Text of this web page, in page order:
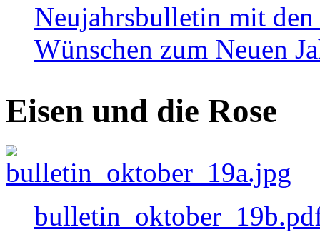
Neujahrsbulletin mit den
Wünschen zum Neuen
Eisen und die Rose